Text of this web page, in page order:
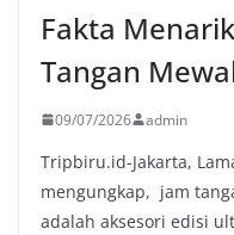
Fakta
Tangan
09/07/2026 admin
Tripbiru.id-Jakarta,
mengungkap, jam
adalah aksesori edisi